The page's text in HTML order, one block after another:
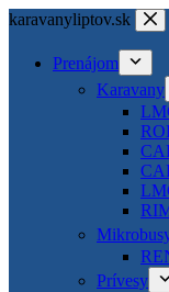
Skip
content
karavanyliptov.sk
Prenájom
Karavany
Prívesy